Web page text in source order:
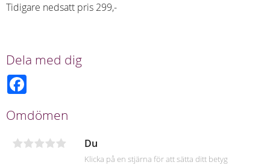
Tidigare nedsatt pris 299,-
Dela med dig
b
o
k
Omdömen
Du
Klicka på en stjärna för att sätta ditt betyg